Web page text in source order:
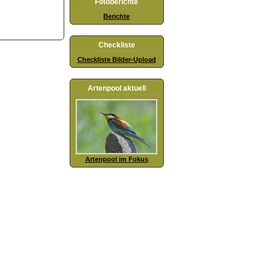
Fotoberichte
Berichte
Checkliste
Checkliste Bilder-Upload
Artenpool aktuell
Artenpool im Fokus